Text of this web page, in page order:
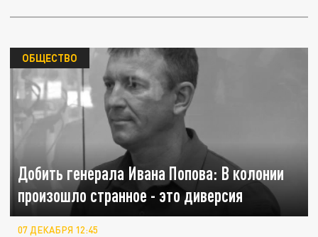
Добить генерала Ивана Попова: В колонии
произошло странное - это диверсия
ОБЩЕСТВО
07 ДЕКАБРЯ 12:45